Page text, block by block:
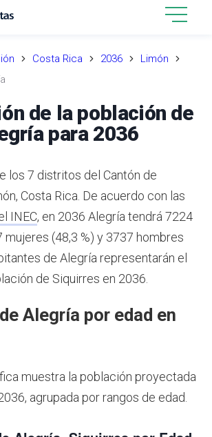
Costa Rica 2036
Limón
de la población de
para 2036
los 7 distritos del Cantón de
Costa Rica. De acuerdo con las
INEC, en 2036 Alegría tendrá 7224
mujeres (48,3 %) y 3737 hombres
de Alegría representarán el
de Siquirres en 2036.
Alegría por edad en
muestra la población proyectada
agrupada por rangos de edad.